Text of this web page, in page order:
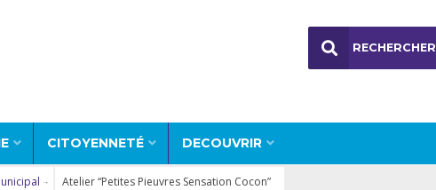
CITOYENNETÉ DECOUVRIR
RECHERCHER
Atelier “Petites Pieuvres Sensation Cocon”